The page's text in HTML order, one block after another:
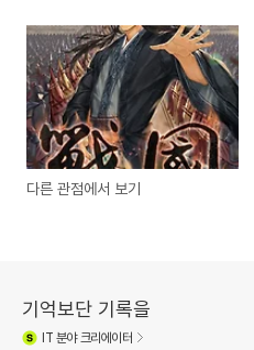
다른 관점에서 보기
기억보단 기록을
IT 분야 크리에이터